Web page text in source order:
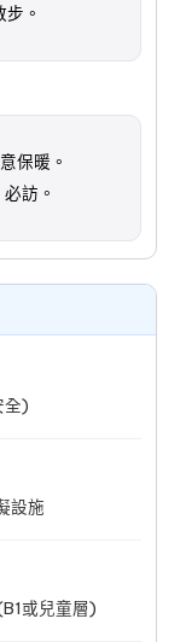
。
保暖。
訪。
全)
設施
或兒童層)